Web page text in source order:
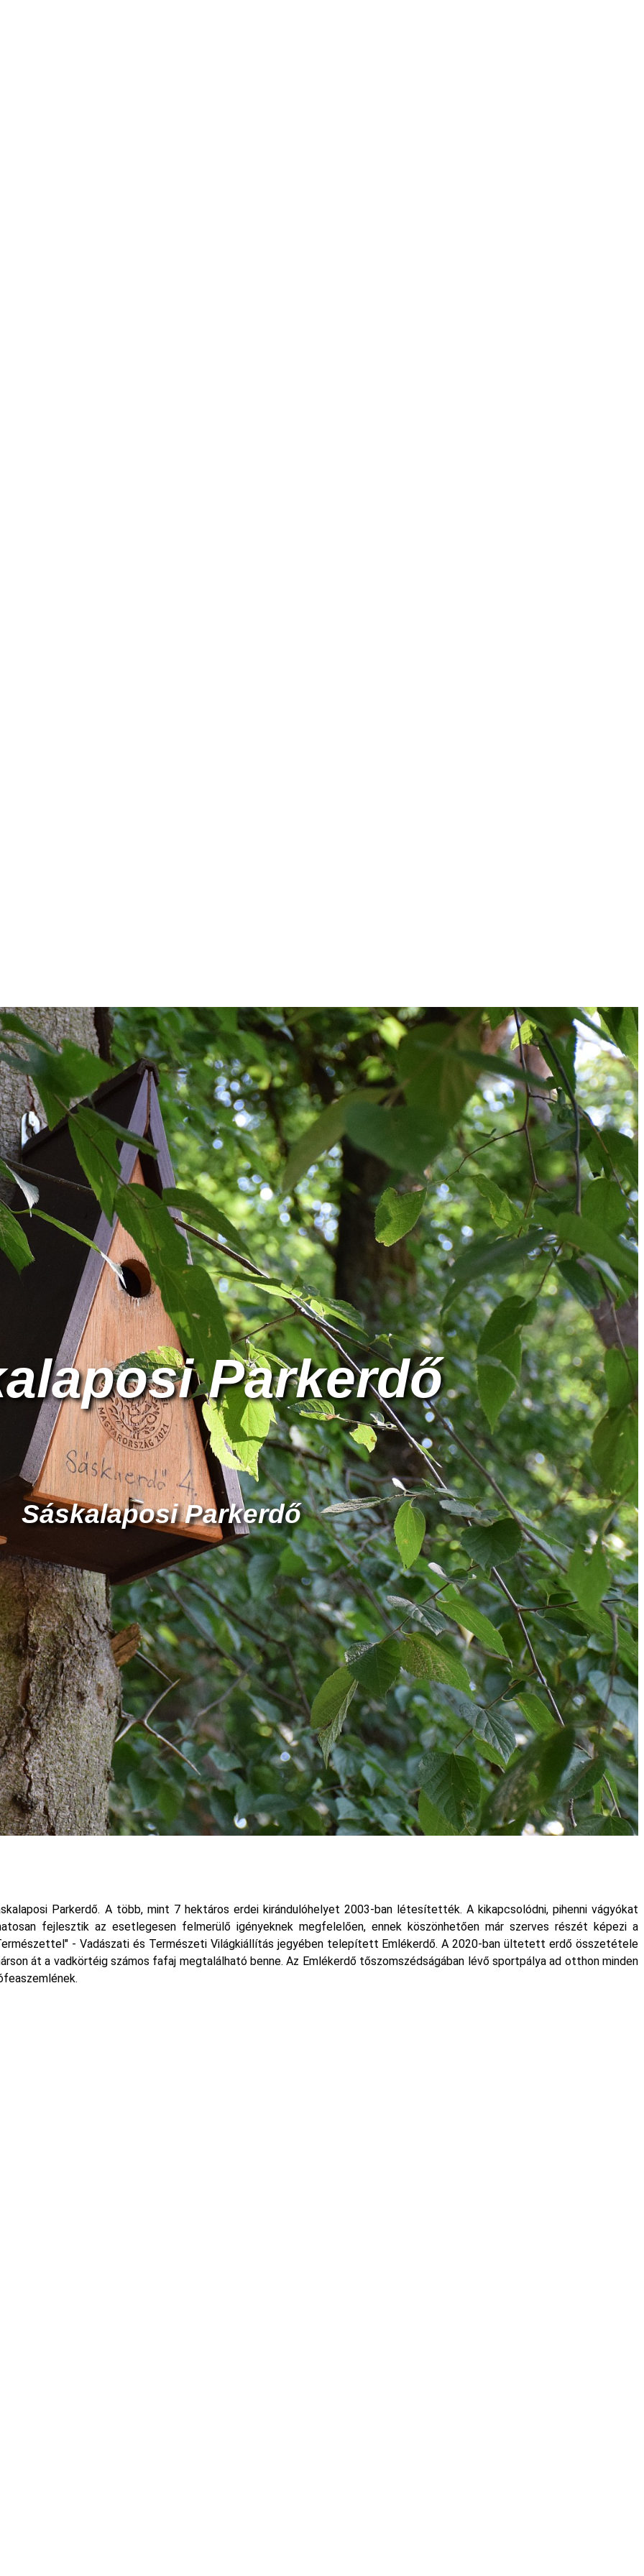
Parkerdő
Sáskalaposi Parkerdő
Parkerdő. A több, mint 7 hektáros erdei kirándulóhelyet 2003-ban létesítették. A kikapcsolódni, pihenni vágyókat
fejlesztik az esetlegesen felmerülő igényeknek megfelelően, ennek köszönhetően már szerves részét képezi a
- Vadászati és Természeti Világkiállítás jegyében telepített Emlékerdő. A 2020-ban ültetett erdő összetétele
át a vadkörtéig számos fafaj megtalálható benne. Az Emlékerdő tőszomszédságában lévő sportpálya ad otthon minden